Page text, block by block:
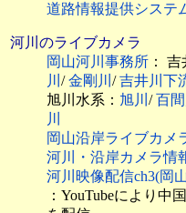
道路情報提供システ
河川のライブカメラ
岡山河川事務所 ：
川 /金剛川 /吉井川下
旭川水系： 旭川 /百間
川
岡山沿岸ライブカメ
河川・沿岸カメラ情
河川映像配信ch3(岡
：YouTubeにより